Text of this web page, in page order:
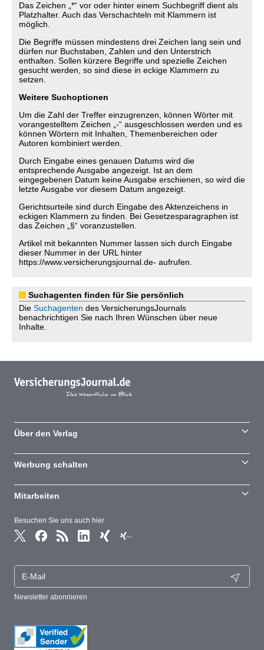
Das Zeichen „*“ vor oder hinter einem Suchbegriff dient als
Platzhalter. Auch das Verschachteln mit Klammern ist
möglich.
Die Begriffe müssen mindestens drei Zeichen lang sein und
dürfen nur Buchstaben, Zahlen und den Unterstrich
enthalten. Sollen kürzere Begriffe und spezielle Zeichen
gesucht werden, so sind diese in eckige Klammern zu
setzen.
Weitere Suchoptionen
Um die Zahl der Treffer einzugrenzen, können Wörter mit
vorangestelltem Zeichen „-“ ausgeschlossen werden und es
können Wörtern mit Inhalten, Themenbereichen oder
Autoren kombiniert werden.
Durch Eingabe eines genauen Datums wird die
entsprechende Ausgabe angezeigt. Ist an dem
eingegebenen Datum keine Ausgabe erschienen, so wird die
letzte Ausgabe vor diesem Datum angezeigt.
Gerichtsurteile sind durch Eingabe des Aktenzeichens in
eckigen Klammern zu finden. Bei Gesetzesparagraphen ist
das Zeichen „§“ voranzustellen.
Artikel mit bekannten Nummer lassen sich durch Eingabe
dieser Nummer in der URL hinter
https://www.versicherungsjournal.de- aufrufen.
Suchagenten finden für Sie persönlich
Die Suchagenten des VersicherungsJournals
benachrichtigen Sie nach Ihren Wünschen über neue
Inhalte.
Besuchen Sie uns auch hier
Newsletter abonnieren
Über den Verlag
Werbung schalten
Mitarbeiten